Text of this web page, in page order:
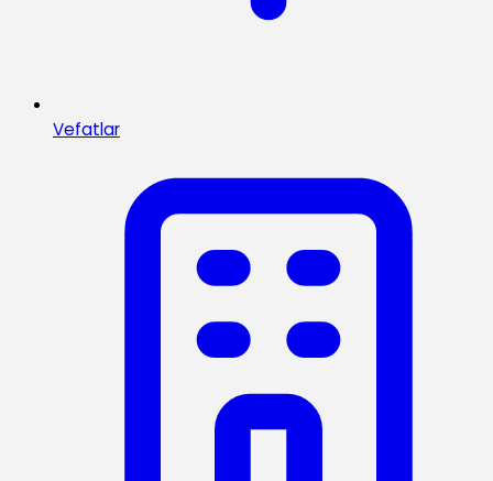
Vefatlar